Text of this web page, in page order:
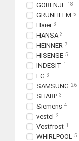
GORENJE 18
GRUNHELM 5
Haier 3
HANSA 3
HEINNER 7
HISENSE 5
INDESIT 1
LG 3
SAMSUNG 26
SHARP 3
Siemens 4
vestel 2
Vestfrost 1
WHIRLPOOL 5